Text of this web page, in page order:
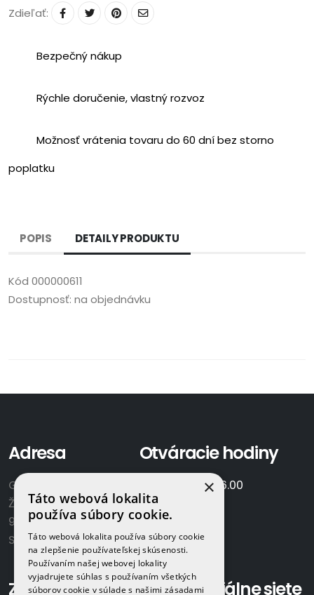
Zdieľať:
Bezpečný nákup
Rýchle doručenie, vlastný rozvoz
Možnosť vrátenia tovaru do 60 dní bez storno
poplatku
POPIS DETAILY PRODUKTU
Kód 000000611
Dostupnosť: na objednávku
Adresa
GAMAPLYN s.r.o.
Železničná 570/8
922 02 Krakovany
Slovensko
Otváracie hodiny
7.00 - 16.00
So:
Zavolajte nám: Sociálne siete
×
Táto webová lokalita
používa súbory cookie.
Táto webová lokalita používa súbory cookie
na zlepšenie používateľskej skúsenosti.
Používaním našej webovej lokality
vyjadrujete súhlas s používaním všetkých
súborov cookie v súlade s našimi zásadami